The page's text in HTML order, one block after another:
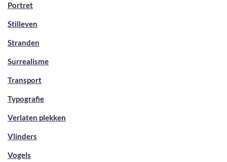
Portret
Stilleven
Stranden
Surrealisme
Transport
Typografie
Verlaten plekken
Vlinders
Vogels